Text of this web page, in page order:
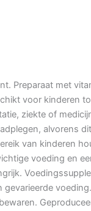
Preparaat met
voor kinderen
ziekte of
alvorens
van kinderen
voeding en
gevarieerde